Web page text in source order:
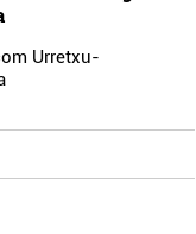
Urretxu-